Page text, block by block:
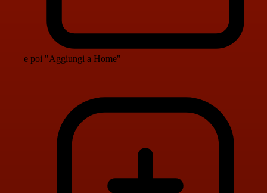
e poi "Aggiungi a Home"